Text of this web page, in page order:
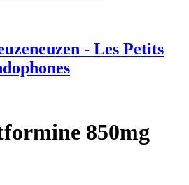
- Les Petits
850mg